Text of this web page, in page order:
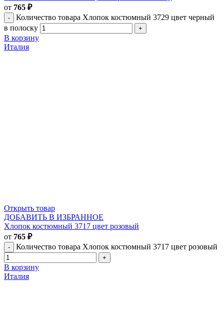
от 765 ₽
Количество товара Хлопок костюмный 3729 цвет черный
в полоску
В корзину
Италия
Открыть товар
ДОБАВИТЬ В ИЗБРАННОЕ
Хлопок костюмный 3717 цвет розовый
от 765 ₽
Количество товара Хлопок костюмный 3717 цвет розовый
В корзину
Италия